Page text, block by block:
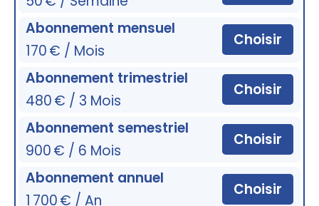
Abonnement mensuel
170 € / Mois
Choisir
Abonnement trimestriel
480 € / 3 Mois
Choisir
Abonnement semestriel
900 € / 6 Mois
Choisir
Abonnement annuel
1 700 € / An
Choisir